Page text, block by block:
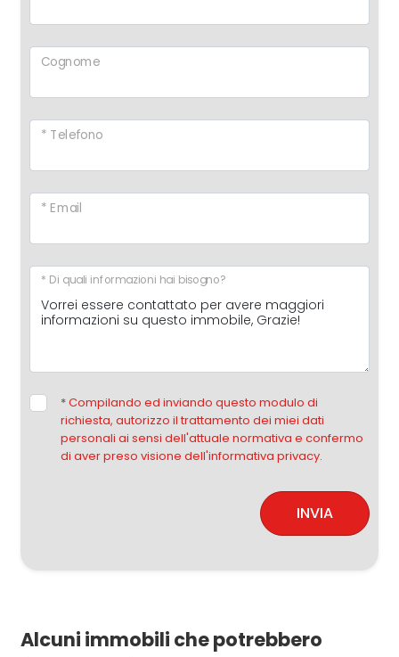
Cognome
* Telefono
* Email
* Di quali informazioni hai bisogno?
*Compilando ed inviando questo modulo di
richiesta, autorizzo il trattamento dei miei dati
personali ai sensi dell'attuale normativa e confermo
di aver preso visione dell'informativa privacy.
INVIA
Alcuni immobili che potrebbero